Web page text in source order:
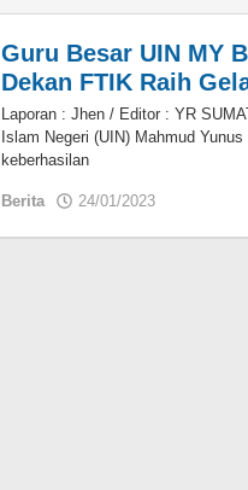
Guru Besar UIN MY
Dekan FTIK Raih
Laporan : Jhen / Editor : YR
Islam Negeri (UIN) Mahmud
keberhasilan
Berita 24/01/2023